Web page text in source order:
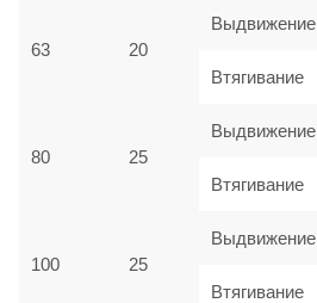
63 20
Выдвижение
Втягивание
80 25
Выдвижение
Втягивание
100 25
Выдвижение
Втягивание